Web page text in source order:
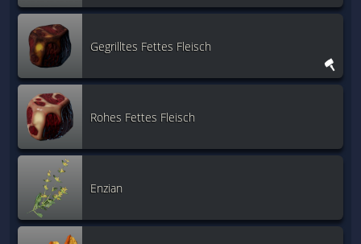
Gegrilltes Fettes Fleisch
Rohes Fettes Fleisch
Enzian